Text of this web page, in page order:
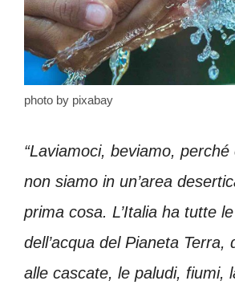
photo by pixabay
“Laviamoci, beviamo,
non siamo in un’area
prima cosa. L’Italia ha tutte
dell’acqua del Pianeta Terra,
alle cascate, le paludi, fiumi,